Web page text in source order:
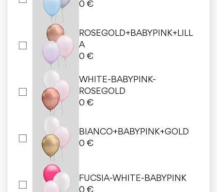
0 €
ROSEGOLD+BABYPINK+LILL
A
0 €
WHITE-BABYPINK-
ROSEGOLD
0 €
BIANCO+BABYPINK+GOLD
0 €
FUCSIA-WHITE-BABYPINK